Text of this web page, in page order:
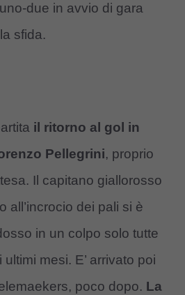
due in avvio di gara
sfida.
il ritorno al gol in
Pellegrini, proprio
Il capitano giallorosso
all’incrocio dei pali si è
in un colpo solo tutte
mesi. E’ arrivato poi
poco dopo. La